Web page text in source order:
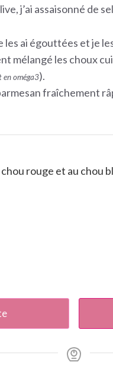
j’ai assaisonné de
ai égouttées et je
mélangé les choux
en oméga3).
fraîchement
rouge et au chou